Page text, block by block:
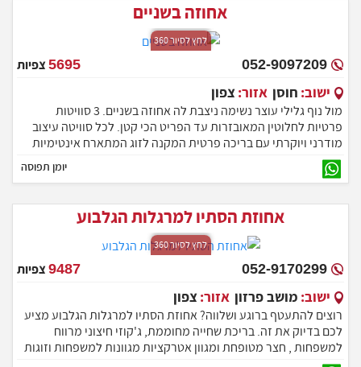
אחוזה בשניים
לחץ לסיור 360
052-9097209
5695צפיות
ישוב: חוסן אזור:צפון
מול נוף גלילי עוצר נשימה ניצבת לה אחוזה בשניים. 3 סוויטות
פרטיות לחלוטין המאובזרות עד הפריט הכי קטן. לכל סוויטה עיצוב
מודרני ויוקרתי עם בריכה פרטית המקנה לזוג המתארח אינטימיות
ופרטיות מוחלטת. אז אל תתלבטו ותרשו לעצמכם להתפנק בחופשה
בלתי נשכחת שתשאיר לכם טעם של עוד... מיקום
יומן תפוסה
אחוזת הסתיו למרגלות הגלבוע
לחץ לסיור 360
052-9170299
9487צפיות
ישוב: מושב פרזון אזור:צפון
רוצים להתעטף ברוגע ושלווה? אחוזת הסתיו למרגלות הגלבוע מציע
לכם בדיוק את זה. בריכת שחייה מחוממת, ג'קוזי חיצוני מרווח
למשפחות , חצר מטופחת ומגוון אטרקציות מגוונות למשפחות וזוגות